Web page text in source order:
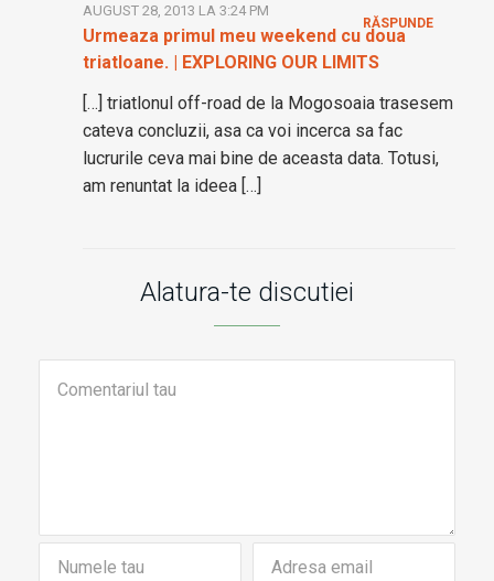
Urmeaza primul meu weekend cu doua
triatloane. | EXPLORING OUR LIMITS
AUGUST 28, 2013 LA 3:24 PM
[…] triatlonul off-road de la Mogosoaia trasesem
cateva concluzii, asa ca voi incerca sa fac
lucrurile ceva mai bine de aceasta data. Totusi,
am renuntat la ideea […]
RĂSPUNDE
Alatura-te discutiei